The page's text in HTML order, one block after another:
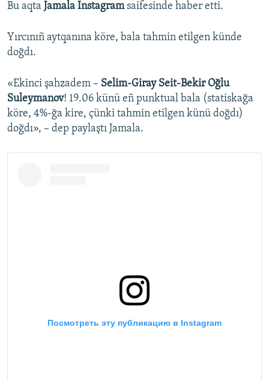
Bu aqta Jamala Instagramsaifesinde haber etti.
Yırcınıñ aytqanına köre, bala tahmin etilgen künde
doğdı.
«Ekinci şahzadem – Selim-Giray Seit-Bekir Oğlu
Suleymanov! 19.06 künü eñ punktual bala (statiskağa
köre, 4%-ğa kire, çünki tahmin etilgen künü doğdı)
doğdı», – dep paylaştı Jamala.